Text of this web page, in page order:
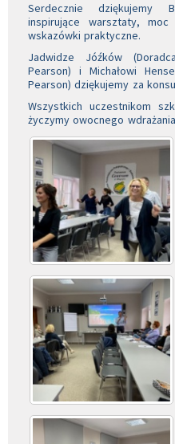
Serdecznie dziękujemy
inspirujące warsztaty,
wskazówki praktyczne.
Jadwidze Jóźków
Pearson) i Michałowi
Pearson) dziękujemy za
Wszystkich uczestnikom
życzymy owocnego